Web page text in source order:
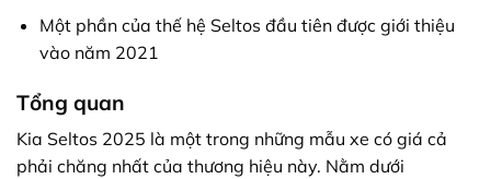
Một phần của thế hệ Seltos đầu tiên được giới thiệu
vào năm 2021
Tổng quan
Kia Seltos 2025 là một trong những mẫu xe có giá cả
phải chăng nhất của thương hiệu này. Nằm dưới